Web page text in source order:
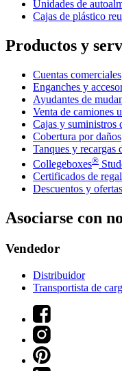
Unidades de
Cajas de plástico
Productos y
Cuentas comerciales
Enganches y
Ayudantes de
Venta de camiones
Cajas y suministros
Cobertura por daños
Tanques y recargas
Collegeboxes®
Certificados de
Descuentos y
Asociarse con
Vendedor
Distribuidor
Transportista de